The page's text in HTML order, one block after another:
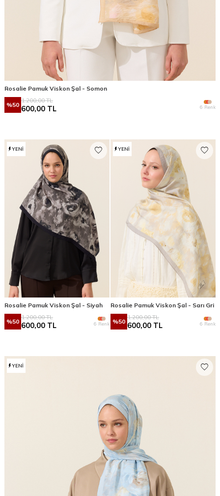
Rosalie Pamuk Viskon Şal - Somon
%50
1.200,00TL
600,00 TL 6 Renk
YENI
Rosalie Pamuk Viskon Şal - Siyah
%50
1.200,00TL
600,00 TL 6 Renk
YENI
Rosalie Pamuk Viskon Şal - Sarı Gri
%50
1.200,00TL
600,00 TL 6 Renk
YENI